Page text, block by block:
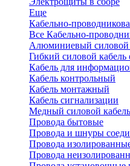
Еще
Кабельно-
Все Кабельно-
Алюминиевый силовой
Гибкий силовой
Кабель для
Кабель контрольный
Кабель монтажный
Кабель сигнализации
Медный силовой кабель
Провода бытовые
Провода и шнуры
Провода
Провода